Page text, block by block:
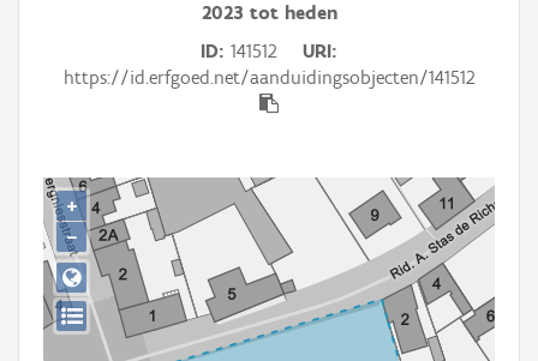
Hergebruik
Aanmelden
2023 tot heden
ID 141512
URI
https://id.erfgoed.net/aanduidingsobjecten/141512
+
−